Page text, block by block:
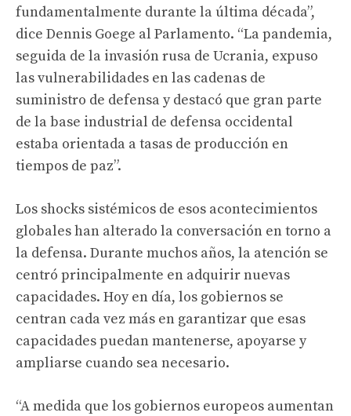
fundamentalmente durante la última década”,
dice Dennis Goege al Parlamento. “La pandemia,
seguida de la invasión rusa de Ucrania, expuso
las vulnerabilidades en las cadenas de
suministro de defensa y destacó que gran parte
de la base industrial de defensa occidental
estaba orientada a tasas de producción en
tiempos de paz”.
Los shocks sistémicos de esos acontecimientos
globales han alterado la conversación en torno a
la defensa. Durante muchos años, la atención se
centró principalmente en adquirir nuevas
capacidades. Hoy en día, los gobiernos se
centran cada vez más en garantizar que esas
capacidades puedan mantenerse, apoyarse y
ampliarse cuando sea necesario.
“A medida que los gobiernos europeos aumentan